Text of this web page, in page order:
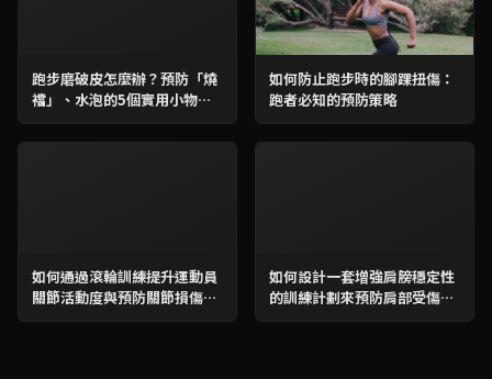
跑步磨破皮怎麼辦？預防「燒
襠」、水泡的5個實用小物與4
大建議，跑步不再受折磨！
如何防止跑步時的腳踝扭傷：
跑者必知的預防策略
如何通過滾輪訓練提升運動員
關節活動度與預防關節損傷？
完整教學與高效訓練計劃
如何設計一套增強肩膀穩定性
的訓練計劃來預防肩部受傷？
完整教學及每周訓練計畫